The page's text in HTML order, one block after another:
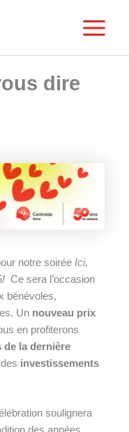
Main
dire
notre soirée Ici,
Ce sera l’occasion
bénévoles,
Un nouveau prix
en profiterons
de la dernière
investissements
soulignera